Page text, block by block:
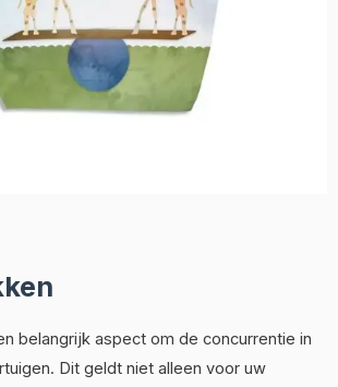
belangrijk aspect om de concurrentie in
Dit geldt niet alleen voor uw